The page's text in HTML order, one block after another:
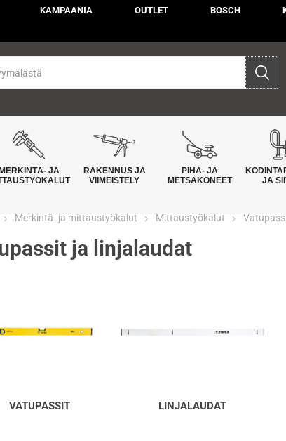
KAMPAANIA OUTLET BOSCH
JA
RAKENNUS JA
VIIMEISTELY
PIHA- JA
METSÄKONEET
JA
Merkintä- ja mittaustyökalut Mittaustyökalut
ja linjalaudat
VATUPASSIT LINJALAUDAT